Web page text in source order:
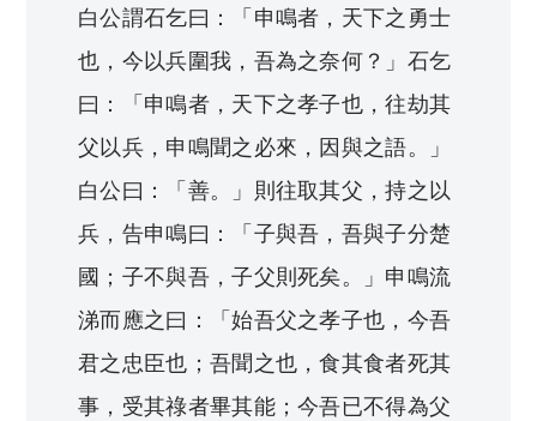
白公謂石乞曰：「申鳴者，天下之勇士
也，今以兵圍我，吾為之奈何？」石乞
曰：「申鳴者，天下之孝子也，往劫其
父以兵，申鳴聞之必來，因與之語。」
白公曰：「善。」則往取其父，持之以
兵，告申鳴曰：「子與吾，吾與子分楚
國；子不與吾，子父則死矣。」申鳴流
涕而應之曰：「始吾父之孝子也，今吾
君之忠臣也；吾聞之也，食其食者死其
事，受其祿者畢其能；今吾已不得為父